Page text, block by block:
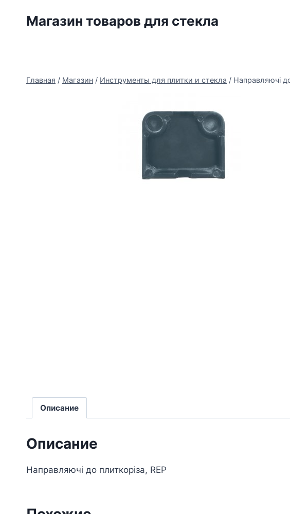
Магазин товаров для стекла
Главная / Магазин / Инструменты для плитки и стекла / Направляючі
Описание
Описание
Направляючі до плиткоріза, REP